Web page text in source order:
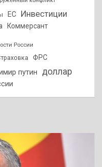
ЕС Инвестиции
Коммерсант
России
ФРС
путин доллар